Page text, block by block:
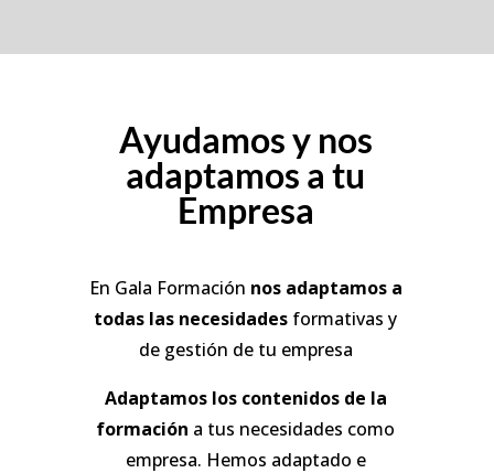
Ayudamos y nos
adaptamos a tu
Empresa
En Gala Formación nos adaptamos a
todas las necesidades formativas y
de gestión de tu empresa
Adaptamos los contenidos de la
formación a tus necesidades como
empresa. Hemos adaptado e